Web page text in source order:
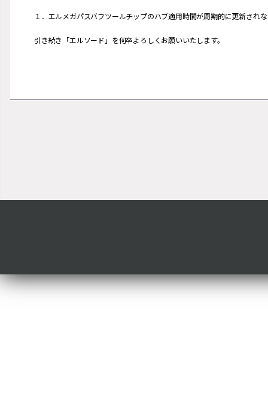
１．エルメガパスバフツールチップのハブ適用時間が周期的に更新され
引き続き「エルソード」を何卒よろしくお願いいたします。